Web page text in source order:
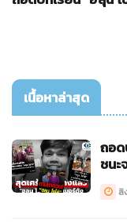
เนื้อหาล่าสุด
ถอด
ชนะ
สิ